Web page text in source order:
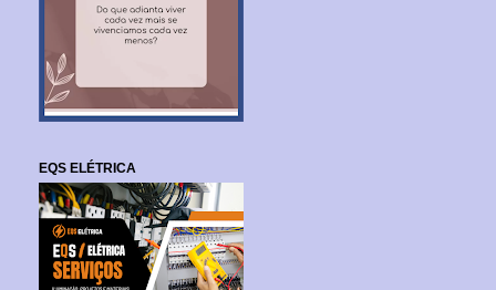
EQS ELÉTRICA